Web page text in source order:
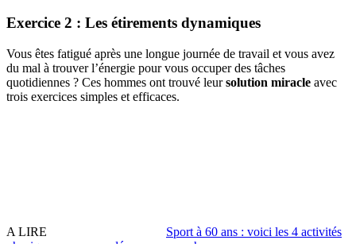
Exercice 2 : Les étirements dynamiques
Vous êtes fatigué après une longue journée de travail et vous avez
du mal à trouver l’énergie pour vous occuper des tâches
quotidiennes ? Ces hommes ont trouvé leursolution miracle avec
trois exercices simples et efficaces.
A LIRE
Sport à 60 ans : voici les 4 activités